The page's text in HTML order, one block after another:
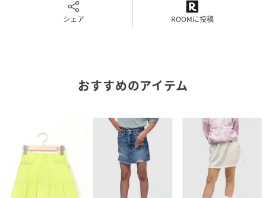
シェア ROOMに投稿
おすすめのアイテム